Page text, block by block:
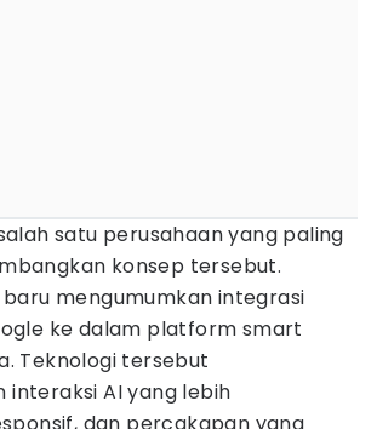
satu perusahaan yang paling
konsep tersebut.
baru mengumumkan integrasi
ke dalam platform smart
Teknologi tersebut
interaksi AI yang lebih